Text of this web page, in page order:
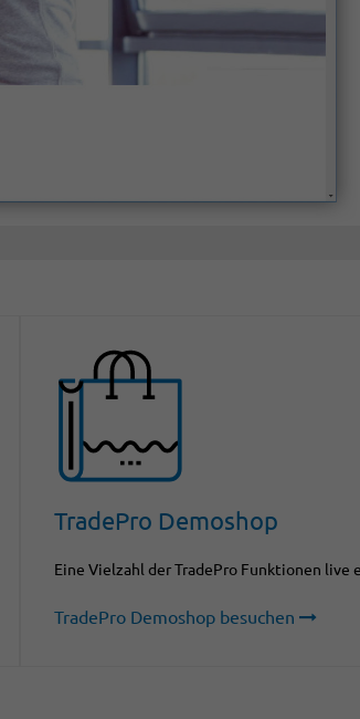
TradePro Demoshop
Eine Vielzahl der TradePro Funktionen live
TradePro Demoshop besuchen